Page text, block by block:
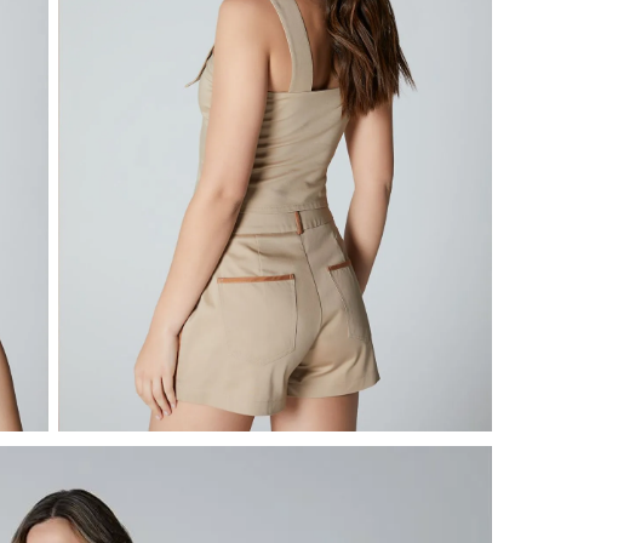
Otros:
En